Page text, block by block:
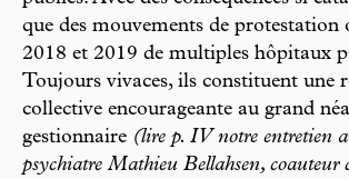
que des mouvements de protestation
2018 et 2019 de multiples hôpitaux
Toujours vivaces, ils constituent une
collective encourageante au grand
gestionnaire (lire p. IV notre entretien
psychiatre Mathieu Bellahsen, coauteur